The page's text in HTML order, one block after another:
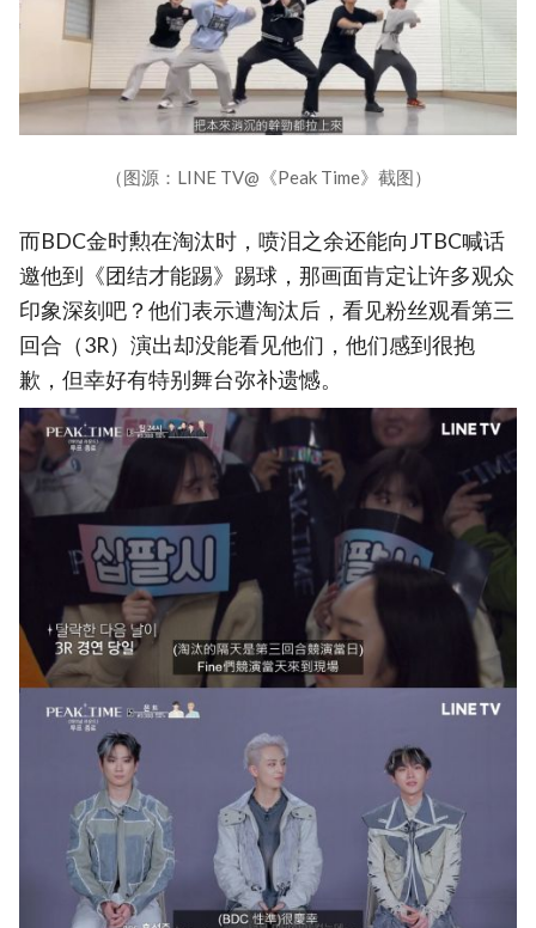
（图源：LINE TV@《Peak Time》截图）
而BDC金时勲在淘汰时，喷泪之余还能向JTBC喊话
邀他到《团结才能踢》踢球，那画面肯定让许多观众
印象深刻吧？他们表示遭淘汰后，看见粉丝观看第三
回合（3R）演出却没能看见他们，他们感到很抱
歉，但幸好有特别舞台弥补遗憾。